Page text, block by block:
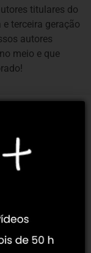
titulares do
terceira geração
autores
meio e que